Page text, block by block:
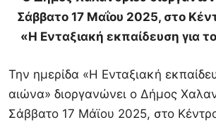
Σάββατο 17 Μαΐου 2025, στο
«Η Ενταξιακή εκπαίδευση για
Την ημερίδα «Η Ενταξιακή
αιώνα» διοργανώνει ο Δήμος
Σάββατο 17 Μάϊου 2025, στο